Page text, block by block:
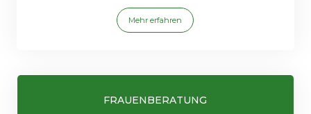
Mehr erfahren
FRAUENBERATUNG